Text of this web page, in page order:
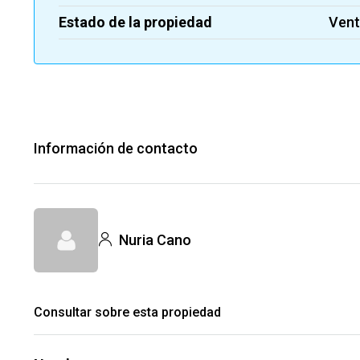
Estado de la propiedad
Información de contacto
Nuria Cano
Consultar sobre esta propiedad